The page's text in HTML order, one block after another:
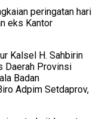
peringatan hari
eks Kantor
Kalsel H. Sahbirin
Daerah Provinsi
Badan
Adpim Setdaprov,